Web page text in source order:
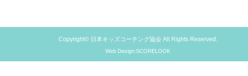
Copyright© 日本キッズコーチング協会 All Rights Reserved.
Web Design:SCORELOOK